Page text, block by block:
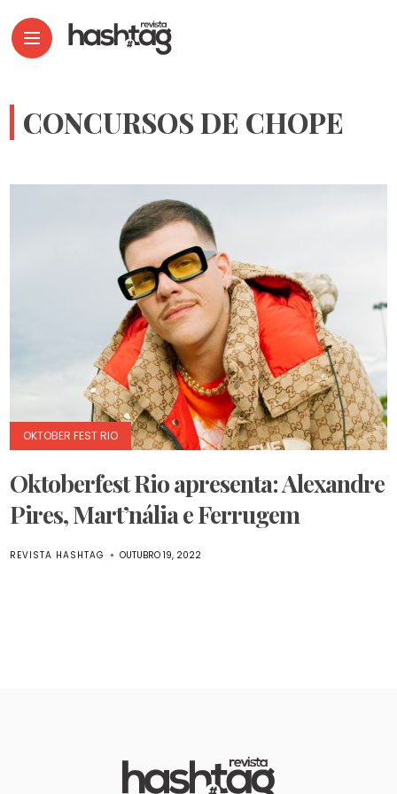
CONCURSOS DE CHOPE
OKTOBER FEST RIO
Oktoberfest Rio apresenta: Alexandre
Pires, Mart’nália e Ferrugem
REVISTA HASHTAG OUTUBRO 19, 2022